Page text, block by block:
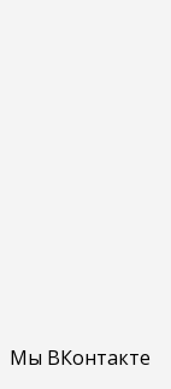
Мы ВКонтакте